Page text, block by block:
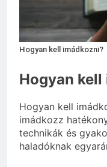
Hogyan kell imádkozni?
Hogyan
Hogyan kell
imádkozz
technikák és
haladóknak